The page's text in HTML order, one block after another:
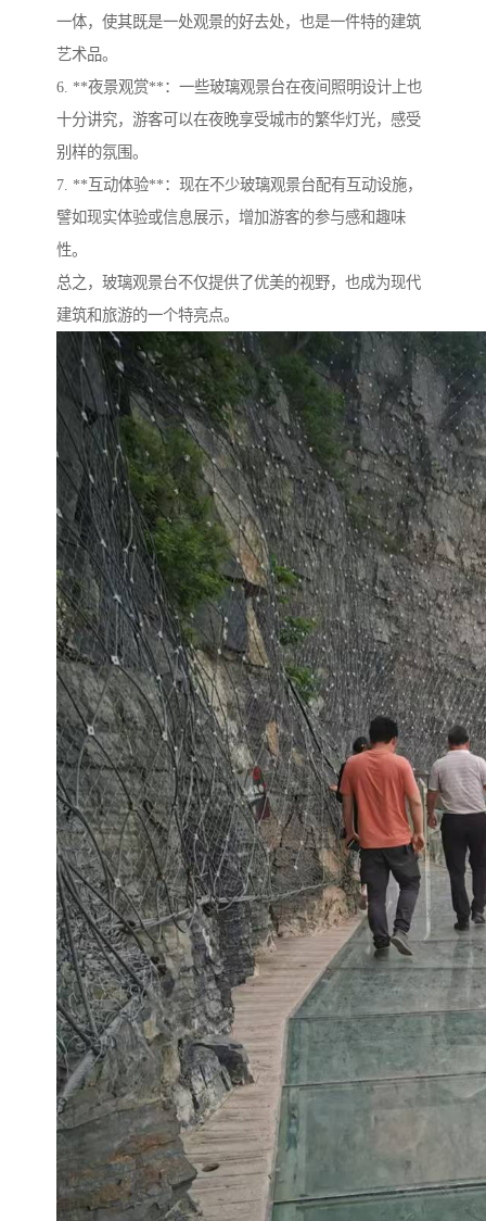
一体，使其既是一处观景的好去处，也是一件特的建筑
艺术品。
6. **夜景观赏**：一些玻璃观景台在夜间照明设计上也
十分讲究，游客可以在夜晚享受城市的繁华灯光，感受
别样的氛围。
7. **互动体验**：现在不少玻璃观景台配有互动设施，
譬如现实体验或信息展示，增加游客的参与感和趣味
性。
总之，玻璃观景台不仅提供了优美的视野，也成为现代
建筑和旅游的一个特亮点。